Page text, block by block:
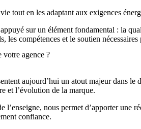
en les adaptant aux exigences
sur un élément fondamental : la
compétences et le soutien
votre agence ?
aujourd’hui un atout majeur dans le
et l’évolution de la marque.
nous permet d’apporter une
confiance.